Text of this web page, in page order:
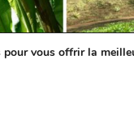
vous offrir la